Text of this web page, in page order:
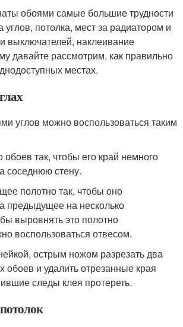
обоями самые большие трудности
углов, потолка, мест за радиатором и
выключателей, наклеивание
давайте рассмотрим, как правильно
местах.
углов можно воспользоваться таким
обоев так, чтобы его край немного
соседнюю стену.
полотно так, чтобы оно
предыдущее на несколько
выровнять это полотно
воспользоваться отвесом.
острым ножом разрезать два
обоев и удалить отрезанные края
следы клея протереть.